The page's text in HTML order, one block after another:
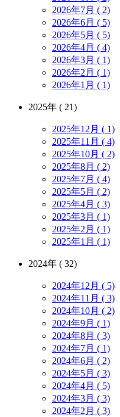
2026年7月 ( 2)
2026年6月 ( 5)
2026年5月 ( 5)
2026年4月 ( 4)
2026年3月 ( 1)
2026年2月 ( 1)
2026年1月 ( 1)
2025年 ( 21)
2025年12月 ( 1)
2025年11月 ( 4)
2025年10月 ( 2)
2025年8月 ( 2)
2025年7月 ( 4)
2025年5月 ( 2)
2025年4月 ( 3)
2025年3月 ( 1)
2025年2月 ( 1)
2025年1月 ( 1)
2024年 ( 32)
2024年12月 ( 5)
2024年11月 ( 3)
2024年10月 ( 2)
2024年9月 ( 1)
2024年8月 ( 3)
2024年7月 ( 1)
2024年6月 ( 2)
2024年5月 ( 3)
2024年4月 ( 5)
2024年3月 ( 3)
2024年2月 ( 3)